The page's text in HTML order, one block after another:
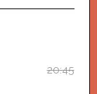
20:45